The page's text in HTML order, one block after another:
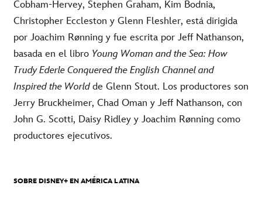
Cobham-Hervey, Stephen Graham, Kim Bodnia,
Christopher Eccleston y Glenn Fleshler, está dirigida
por Joachim Rønning y fue escrita por Jeff Nathanson,
basada en el libro Young Woman and the Sea: How
Trudy Ederle Conquered the English Channel and
Inspired the Worldde Glenn Stout. Los productores son
Jerry Bruckheimer, Chad Oman y Jeff Nathanson, con
John G. Scotti, Daisy Ridley y Joachim Rønning como
productores ejecutivos.
SOBRE DISNEY+ EN AMÉRICA LATINA